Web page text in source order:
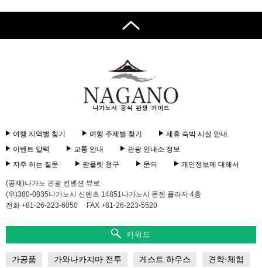
여행 지역별 찾기 여행 주제별 찾기
제휴 숙박 시설 안내
이벤트 달력
교통 안내
관광 안내소 정보
자주 하는 질문
팜플렛 청구 문의 개인정보에 대해서
(공재)나가노 관광 컨벤션 뷰로
(우)380-0835나가노시 신덴초 14851나가노시 몬젠 플라자 4층
전화 +81-26-223-6050
FAX +81-26-223-5520
키워드
가공품 가와나카지마 전투 게스트 하우스 견학·체험